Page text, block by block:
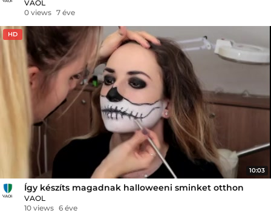
VAOL
0 views 7 éve
HD
10:03
Így készíts magadnak halloweeni sminket otthon
VAOL
10 views 6 éve